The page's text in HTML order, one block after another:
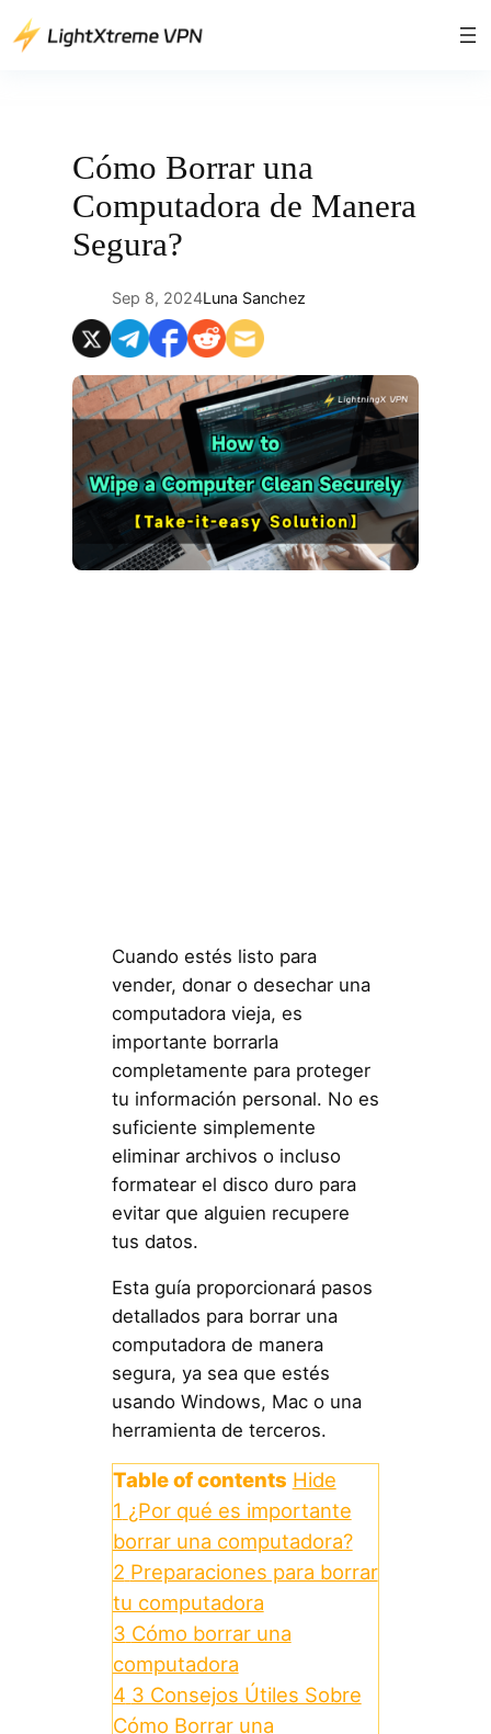
Saltar
Cómo Borrar una
Computadora de Manera
Segura?
Sep 8, 2024Luna Sanchez
Cuando estés listo para
vender, donar o desechar una
computadora vieja, es
importante borrarla
completamente para proteger
tu información personal. No es
suficiente simplemente
eliminar archivos o incluso
formatear el disco duro para
evitar que alguien recupere
tus datos.
Esta guía proporcionará pasos
detallados para borrar una
computadora de manera
segura, ya sea que estés
usando Windows, Mac o una
herramienta de terceros.
Table of contents Hide
1 ¿Por qué es importante
borrar una computadora?
2 Preparaciones para borrar
tu computadora
3 Cómo borrar una
computadora
4 3 Consejos Útiles Sobre
Cómo Borrar una